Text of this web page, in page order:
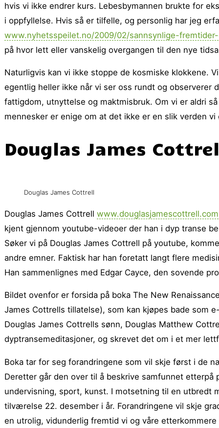
hvis vi ikke endrer kurs. Lebesbymannen brukte for
i oppfyllelse. Hvis så er tilfelle, og personlig har jeg
www.nyhetsspeilet.no/2009/02/sannsynlige-
på hvor lett eller vanskelig overgangen til den nye
Naturligvis kan vi ikke stoppe de kosmiske klokkene.
egentlig heller ikke når vi ser oss rundt og observerer
fattigdom, utnyttelse og maktmisbruk. Om vi er aldri
mennesker er enige om at det ikke er en slik verden
Douglas James
Douglas James Cottrell
Douglas James Cottrell www.douglasjamescottrell.com
kjent gjennom youtube-videoer der han i dyp transe
Søker vi på Douglas James Cottrell på youtube,
andre emner. Faktisk har han foretatt langt flere
Han sammenlignes med Edgar Cayce, den sovende
Bildet ovenfor er forsida på boka The New
James Cottrells tillatelse), som kan kjøpes bade som
Douglas James Cottrells sønn, Douglas Matthew
dyptransemeditasjoner, og skrevet det om i et mer
Boka tar for seg forandringene som vil skje først i de
Deretter går den over til å beskrive samfunnet
undervisning, sport, kunst. I motsetning til en utbredt
tilværelse 22. desember i år. Forandringene vil skje
en utrolig, vidunderlig fremtid vi og våre etterkommere